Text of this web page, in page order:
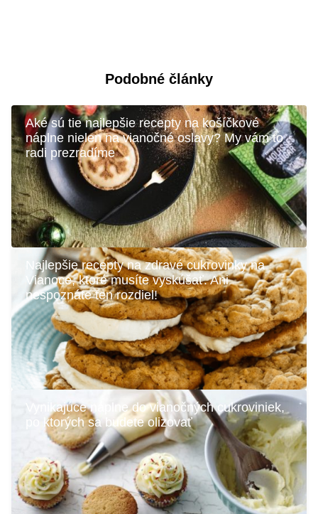
Podobné články
Aké sú tie najlepšie recepty na košíčkové
náplne nielen na vianočné oslavy? My vám to
radi prezradíme
Najlepšie recepty na zdravé cukrovinky na
Vianoce, ktoré musíte vyskúšať. Ani
nespoznáte ten rozdiel!
Vynikajúce náplne do vianočných cukroviniek,
po ktorých sa budete olizovať